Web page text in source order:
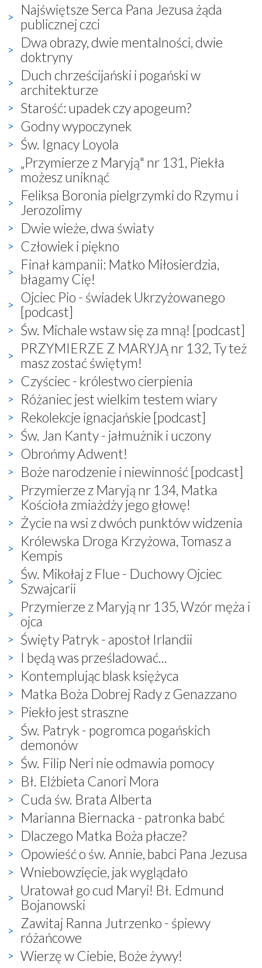
Najświętsze Serca Pana Jezusa żąda
publicznej czci
Dwa obrazy, dwie mentalności, dwie
doktryny
Duch chrześcijański i pogański w
architekturze
Starość: upadek czy apogeum?
Godny wypoczynek
Św. Ignacy Loyola
„Przymierze z Maryją" nr 131, Piekła
możesz uniknąć
Feliksa Boronia pielgrzymki do Rzymu i
Jerozolimy
Dwie wieże, dwa światy
Człowiek i piękno
Finał kampanii: Matko Miłosierdzia,
błagamy Cię!
Ojciec Pio - świadek Ukrzyżowanego
[podcast]
Św. Michale wstaw się za mną! [podcast]
PRZYMIERZE Z MARYJĄ nr 132, Ty też
masz zostać świętym!
Czyściec - królestwo cierpienia
Różaniec jest wielkim testem wiary
Rekolekcje ignacjańskie [podcast]
Św. Jan Kanty - jałmużnik i uczony
Obrońmy Adwent!
Boże narodzenie i niewinność [podcast]
Przymierze z Maryją nr 134, Matka
Kościoła zmiażdży jego głowę!
Życie na wsi z dwóch punktów widzenia
Królewska Droga Krzyżowa, Tomasz a
Kempis
Św. Mikołaj z Flue - Duchowy Ojciec
Szwajcarii
Przymierze z Maryją nr 135, Wzór męża i
ojca
Święty Patryk - apostoł Irlandii
I będą was prześladować...
Kontemplując blask księżyca
Matka Boża Dobrej Rady z Genazzano
Piekło jest straszne
Św. Patryk - pogromca pogańskich
demonów
Św. Filip Neri nie odmawia pomocy
Bł. Elżbieta Canori Mora
Cuda św. Brata Alberta
Marianna Biernacka - patronka babć
Dlaczego Matka Boża płacze?
Opowieść o św. Annie, babci Pana Jezusa
Wniebowzięcie, jak wyglądało
Uratował go cud Maryi! Bł. Edmund
Bojanowski
Zawitaj Ranna Jutrzenko - śpiewy
różańcowe
Wierzę w Ciebie, Boże żywy!